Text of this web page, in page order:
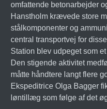
omfattende betonarbejder
Hanstholm krævede store
stålkomponenter og
central transportvej for
Station blev udpeget som
Den stigende aktivitet
måtte håndtere langt flere
Ekspeditrice Olga Bagger
løntillæg som følge af det